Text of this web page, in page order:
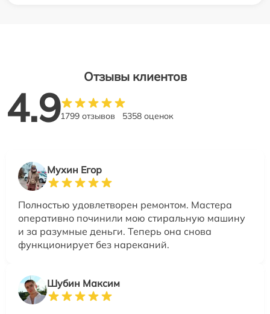
Отзывы клиентов
4.91799 отзывов 5358 оценок
Мухин Егор
Полностью удовлетворен ремонтом. Мастера
оперативно починили мою стиральную машину
и за разумные деньги. Теперь она снова
функционирует без нареканий.
Шубин Максим